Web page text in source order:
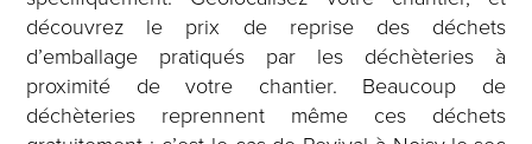
découvrez le prix de reprise des déchets
d’emballage pratiqués par les déchèteries à
proximité de votre chantier. Beaucoup de
déchèteries reprennent même ces déchets